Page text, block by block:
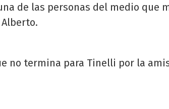
de las personas del medio que
no termina para Tinelli por la